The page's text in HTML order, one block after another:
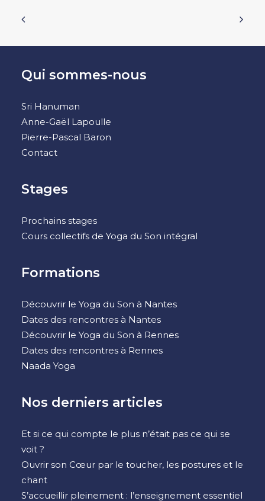
Qui sommes-nous
Sri Hanuman
Anne-Gaël Lapoulle
Pierre-Pascal Baron
Contact
Stages
Prochains stages
Cours collectifs de Yoga du Son intégral
Formations
Découvrir le Yoga du Son à Nantes
Dates des rencontres à Nantes
Découvrir le Yoga du Son à Rennes
Dates des rencontres à Rennes
Naada Yoga
Nos derniers articles
Et si ce qui compte le plus n’était pas ce qui se
voit ?
Ouvrir son Cœur par le toucher, les postures et le
chant
S’accueillir pleinement : l’enseignement essentiel